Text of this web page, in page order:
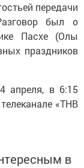
передачи
был о
Пасхе (Олы
праздников
апреля, в 6:15
«ТНВ
в